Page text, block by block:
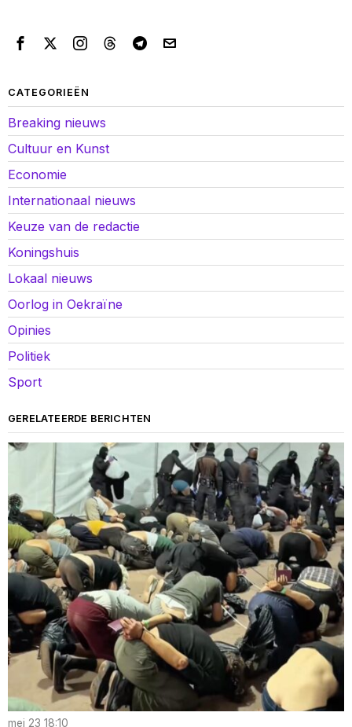
CATEGORIEËN
Breaking nieuws
Cultuur en Kunst
Economie
Internationaal nieuws
Keuze van de redactie
Koningshuis
Lokaal nieuws
Oorlog in Oekraïne
Opinies
Politiek
Sport
GERELATEERDE BERICHTEN
mei 23 18:10